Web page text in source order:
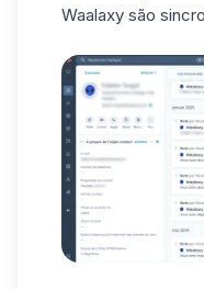
Waalaxy são